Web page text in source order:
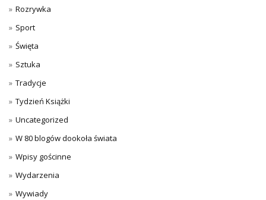
Rozrywka
Sport
Święta
Sztuka
Tradycje
Tydzień Książki
Uncategorized
W 80 blogów dookoła świata
Wpisy gościnne
Wydarzenia
Wywiady